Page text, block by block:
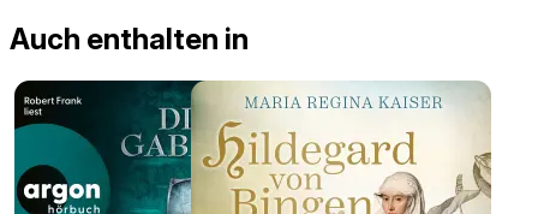
Auch enthalten in